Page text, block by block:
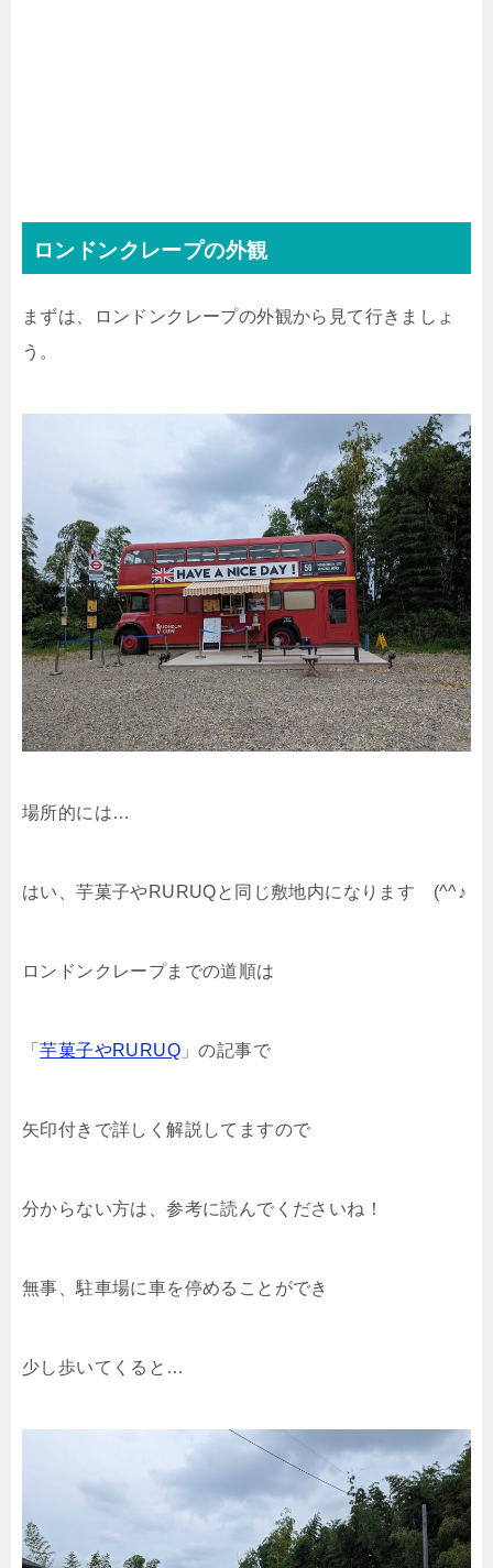
ロンドンクレープの外観
まずは、ロンドンクレープの外観から見て行きましょ
う。
場所的には…
はい、芋菓子やRURUQと同じ敷地内になります (^^♪
ロンドンクレープまでの道順は
「芋菓子やRURUQ 」の記事で
矢印付きで詳しく解説してますので
分からない方は、参考に読んでくださいね！
無事、駐車場に車を停めることができ
少し歩いてくると…